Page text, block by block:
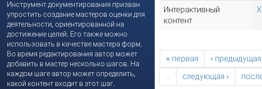
Инструмент документирования призван
упростить создание мастеров оценки для
деятельности, ориентированной на
достижение целей. Его также можно
использовать в качестве мастера форм.
Во время редактирования автор может
добавить в мастер несколько шагов. На
каждом шаге автор может определить,
какой контент входит в этот шаг.
Интерактивный
контент
« первая ‹ предыдущая
…
следующая ›